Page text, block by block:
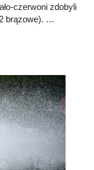
czerwoni zdobyli
brązowe). …